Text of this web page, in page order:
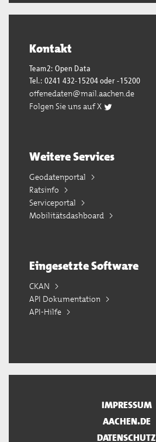
Kontakt
Team2: Open Data
Tel.: 0241 432-15204 oder -15200
offenedaten@mail.aachen.de
Folgen Sie uns auf X
Weitere Services
Geodatenportal
Ratsinfo
Serviceportal
Mobilitätsdashboard
Eingesetzte Software
CKAN
API Dokumentation
API-Hilfe
IMPRESSUM
AACHEN.DE
DATENSCHUTZ